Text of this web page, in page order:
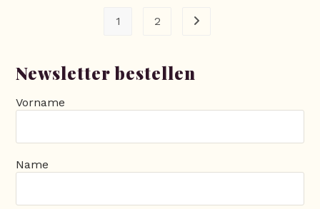
1 2 Gehe zur nächsten Seite
Newsletter bestellen
Vorname
Name